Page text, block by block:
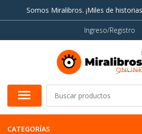
Somos Miralibros. ¡Miles de
Ingreso/Registro
CATEGORÍAS